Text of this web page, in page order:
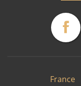
France